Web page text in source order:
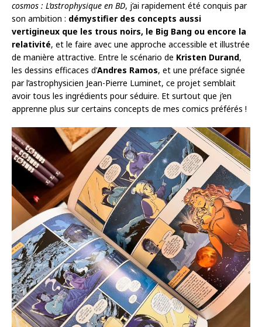
cosmos : L’astrophysique en BD, j’ai rapidement été conquis par
son ambition : démystifier des concepts aussi
vertigineux que les trous noirs, le Big Bang ou encore la
relativité, et le faire avec une approche accessible et illustrée
de manière attractive. Entre le scénario de Kristen Durand,
les dessins efficaces d’Andres Ramos, et une préface signée
par l’astrophysicien Jean-Pierre Luminet, ce projet semblait
avoir tous les ingrédients pour séduire. Et surtout que j’en
apprenne plus sur certains concepts de mes comics préférés !